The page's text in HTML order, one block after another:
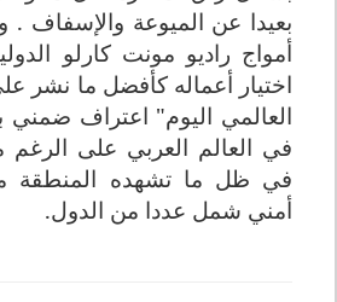
بعيدا عن الميوعة والإسفاف .
أمواج راديو مونت كارلو
اختيار أعماله كأفضل ما نشر
العالمي اليوم" اعتراف ضمني
في العالم العربي على الرغم
في ظل ما تشهده المنطقة
أمني شمل عددا من الدول.